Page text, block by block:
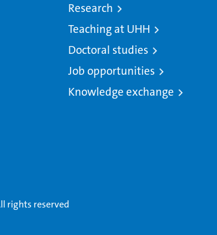
Research
Teaching at UHH
Doctoral studies
Job opportunities
Knowledge exchange
rights reserved